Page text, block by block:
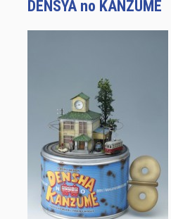
DENSYA no KANZUME